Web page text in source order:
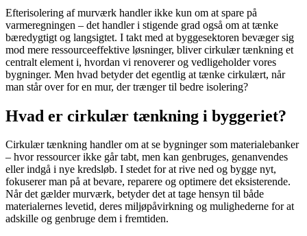
Efterisolering af murværk handler ikke kun om at spare på
varmeregningen – det handler i stigende grad også om at tænke
bæredygtigt og langsigtet. I takt med at byggesektoren bevæger sig
mod mere ressourceeffektive løsninger, bliver cirkulær tænkning et
centralt element i, hvordan vi renoverer og vedligeholder vores
bygninger. Men hvad betyder det egentlig at tænke cirkulært, når
man står over for en mur, der trænger til bedre isolering?
Hvad er cirkulær tænkning i byggeriet?
Cirkulær tænkning handler om at se bygninger som materialebanker
– hvor ressourcer ikke går tabt, men kan genbruges, genanvendes
eller indgå i nye kredsløb. I stedet for at rive ned og bygge nyt,
fokuserer man på at bevare, reparere og optimere det eksisterende.
Når det gælder murværk, betyder det at tage hensyn til både
materialernes levetid, deres miljøpåvirkning og mulighederne for at
adskille og genbruge dem i fremtiden.